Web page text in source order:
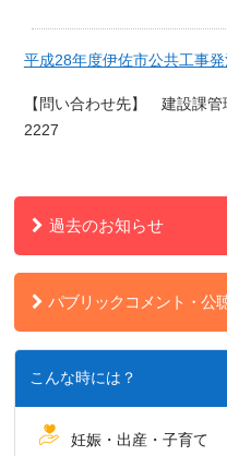
平成28年度伊佐市公共工事
【問い合わせ先】 建設課
2227
過去のお知らせ
パブリックコメント・公
こんな時には？
妊娠・出産・子育て